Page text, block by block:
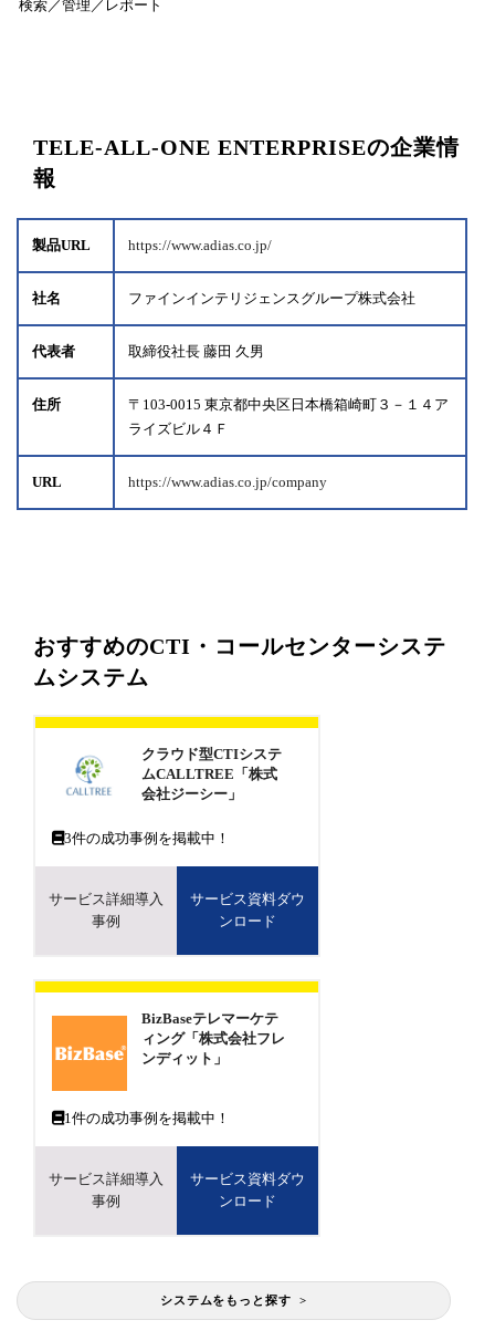
検索／管理／レポート
TELE-ALL-ONE ENTERPRISEの企業情
報
製品URL https://www.adias.co.jp/
社名 ファインインテリジェンスグループ株式会社
代表者 取締役社長 藤田 久男
住所
〒103-0015 東京都中央区日本橋箱崎町３－１４ア
ライズビル４Ｆ
URL https://www.adias.co.jp/company
おすすめのCTI・コールセンターシステ
ムシステム
クラウド型CTIシステ
ムCALLTREE「株式
会社ジーシー」
3件の成功事例を掲載中！
サービス詳細導入
事例
サービス資料ダウ
ンロード
BizBaseテレマーケテ
ィング「株式会社フレ
ンディット」
1 件の成功事例を掲載中！
サービス詳細導入
事例
サービス資料ダウ
ンロード
システムをもっと探す >